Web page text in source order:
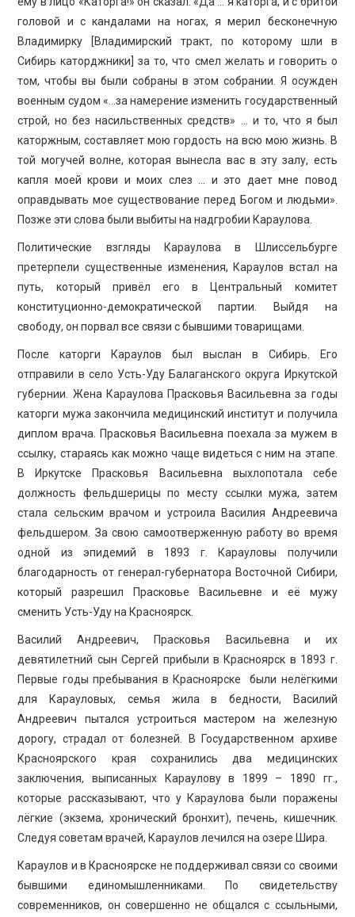
головой и с кандалами на ногах, я мерил бесконечную
Владимирку [Владимирский тракт, по которому шли в
Сибирь каторджники] за то, что смел желать и говорить о
том, чтобы вы были собраны в этом собрании. Я осужден
военным судом «…за намерение изменить государственный
строй, но без насильственных средств» … и то, что я был
каторжным, составляет мою гордость на всю мою жизнь. В
той могучей волне, которая вынесла вас в эту залу, есть
капля моей крови и моих слез … и это дает мне повод
оправдывать мое существование перед Богом и людьми».
Позже эти слова были выбиты на надгробии Караулова.
Политические взгляды Караулова в Шлиссельбурге
претерпели существенные изменения, Караулов встал на
путь, который привёл его в Центральный комитет
конституционно-демократической партии. Выйдя на
свободу, он порвал все связи с бывшими товарищами.
После каторги Караулов был выслан в Сибирь. Его
отправили в село Усть-Уду Балаганского округа Иркутской
губернии. Жена Караулова Прасковья Васильевна за годы
каторги мужа закончила медицинский институт и получила
диплом врача. Прасковья Васильевна поехала за мужем в
ссылку, стараясь как можно чаще видеться с ним на этапе.
В Иркутске Прасковья Васильевна выхлопотала себе
должность фельдшерицы по месту ссылки мужа, затем
стала сельским врачом и устроила Василия Андреевича
фельдшером. За свою самоотверженную работу во время
одной из эпидемий в 1893 г. Карауловы получили
благодарность от генерал-губернатора Восточной Сибири,
который разрешил Прасковье Васильевне и её мужу
сменить Усть-Уду на Красноярск.
Василий Андреевич, Прасковья Васильевна и их
девятилетний сын Сергей прибыли в Красноярск в 1893 г.
Первые годы пребывания в Красноярске были нелёгкими
для Карауловых, семья жила в бедности, Василий
Андреевич пытался устроиться мастером на железную
дорогу, страдал от болезней. В Государственном архиве
Красноярского края сохранились два медицинских
заключения, выписанных Караулову в 1899 – 1890 гг.,
которые рассказывают, что у Караулова были поражены
лёгкие (экзема, хронический бронхит), печень, кишечник.
Следуя советам врачей, Караулов лечился на озере Шира.
Караулов и в Красноярске не поддерживал связи со своими
бывшими единомышленниками. По свидетельству
современников, он совершенно не общался с ссыльными,